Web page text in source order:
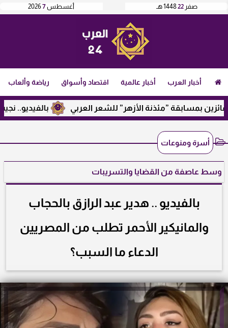
أغسطس7
2026 صفر 221448 هـ
أخبار العرب أخبار عالمية اقتصاد وأسواق رياضة وألعاب
بالفيديو.. نجيب ”مئذنة الأزهر” للشعر العربي
أسرة ومنوعات
وسط عاصفة من القضايا والتسريبات
بالفيديو .. هدير عبد الرازق بالحجاب
والمانيكير الأحمر تطلب من المصريين
الدعاء ما السبب؟